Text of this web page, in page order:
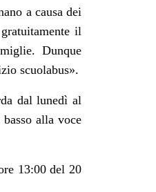
a causa dei
il
Dunque
scuolabus».
dal lunedì al
alla voce
13:00 del 20